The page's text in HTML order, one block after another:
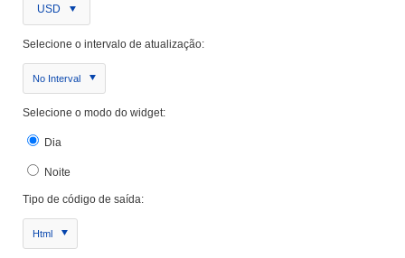
USD
Selecione o intervalo de atualização:
No Interval
Selecione o modo do widget:
Dia
Noite
Tipo de código de saída:
Html